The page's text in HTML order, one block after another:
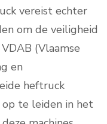
vereist echter
om de veiligheid
(Vlaamse
en
heftruck
op te leiden in het